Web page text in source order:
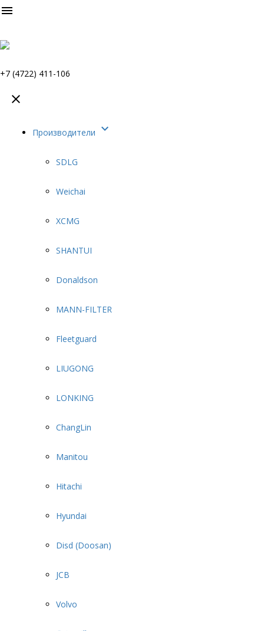

+7 (4722) 411-106

Производители 
SDLG
Weichai
XCMG
SHANTUI
Donaldson
MANN-FILTER
Fleetguard
LIUGONG
LONKING
ChangLin
Manitou
Hitachi
Hyundai
Disd (Doosan)
JCB
Volvo